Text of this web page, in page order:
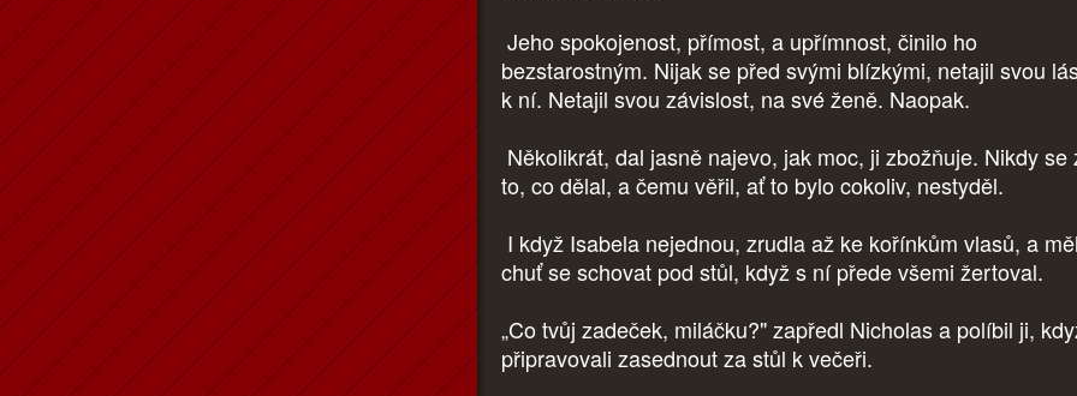
Jeho spokojenost, přímost, a upřímnost, činilo ho
bezstarostným. Nijak se před svými blízkými, netajil svou
k ní. Netajil svou závislost, na své ženě. Naopak.
Několikrát, dal jasně najevo, jak moc, ji zbožňuje. Nikdy se
to, co dělal, a čemu věřil, ať to bylo cokoliv, nestyděl.
I když Isabela nejednou, zrudla až ke kořínkům vlasů, a
chuť se schovat pod stůl, když s ní přede všemi žertoval.
„Co tvůj zadeček, miláčku?" zapředl Nicholas a políbil ji,
připravovali zasednout za stůl k večeři.